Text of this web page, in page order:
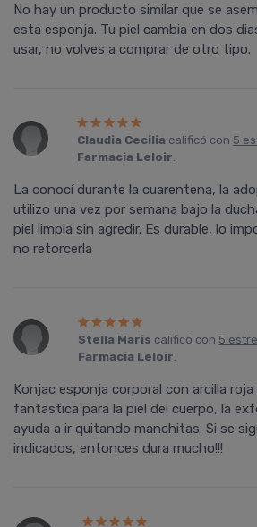
No hay un producto similar que se
esta esponja. Tu piel cambia en dos
usar, no volves a comprar de otro tipo.
Claudia Cecilia calificó con 5
Farmacia Leloir.
La conocí durante la cuarentena, la
utilizo una vez por semana bajo la
piel limpia sin agredir. Es durable, lo
no retorcerla
Stella Maris calificó con 5
Farmacia Leloir.
Konjac esponja corporal con arcilla
fantastica para la piel del cuerpo, la
ayuda a ir quitando manchitas. Si se
indicados, entonces dura mucho!!!